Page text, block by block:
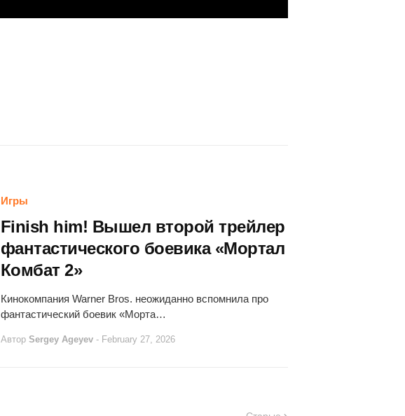
Игры
Finish him! Вышел второй трейлер
фантастического боевика «Мортал
Комбат 2»
Кинокомпания Warner Bros. неожиданно вспомнила про
фантастический боевик «Морта…
Автор Sergey Ageyev - February 27, 2026